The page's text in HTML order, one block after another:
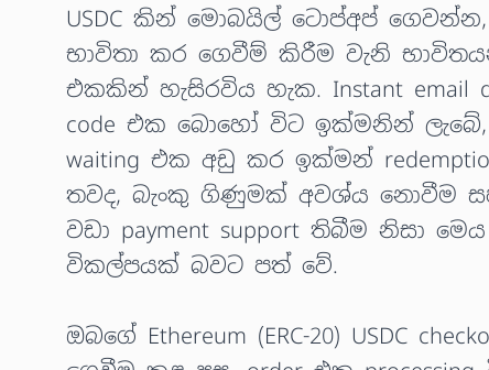
USDC කින් මොබයිල් ටොප්අප් ගෙවන්න,
භාවිතා කර ගෙවීම් කිරීම වැනි
එකකින් හැසිරවිය හැක. Instant email
code එක බොහෝ විට ඉක්මනින්
waiting එක අඩු කර ඉක්මන්
තවද, බැංකු ගිණුමක් අවශ්ය නොවීම සහ
වඩා payment support තිබීම නිසා
විකල්පයක් බවට පත් වේ.
ඔබගේ Ethereum (ERC-20) USDC